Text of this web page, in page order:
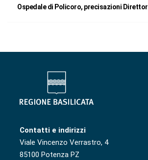
Ospedale di Policoro, precisazioni
Contatti e indirizzi
Viale Vincenzo Verrastro, 4
85100 Potenza PZ